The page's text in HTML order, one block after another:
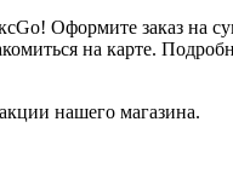
Оформите заказ на
на карте.
нашего магазина.